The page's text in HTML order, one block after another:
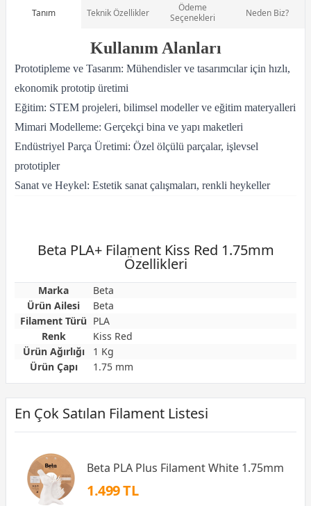
Tanım Teknik Özellikler
Ödeme
Seçenekleri
Neden Biz?
Kullanım Alanları
Prototipleme ve Tasarım: Mühendisler ve tasarımcılar için hızlı,
ekonomik prototip üretimi
Eğitim: STEM projeleri, bilimsel modeller ve eğitim materyalleri
Mimari Modelleme: Gerçekçi bina ve yapı maketleri
Endüstriyel Parça Üretimi: Özel ölçülü parçalar, işlevsel
prototipler
Sanat ve Heykel: Estetik sanat çalışmaları, renkli heykeller
Beta PLA+ Filament Kiss Red 1.75mm
Özellikleri
Marka
Beta
Ürün Ailesi
Beta
Filament Türü PLA
Renk
Kiss Red
Ürün Ağırlığı
1 Kg
Ürün Çapı
1.75 mm
En Çok Satılan Filament Listesi
Beta PLA Plus Filament White 1.75mm
1.499 TL